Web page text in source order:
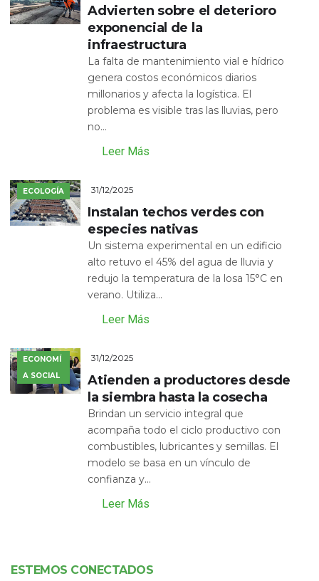
Advierten sobre el deterioro
exponencial de la
infraestructura
La falta de mantenimiento vial e hídrico
genera costos económicos diarios
millonarios y afecta la logística. El
problema es visible tras las lluvias, pero
no...
Leer Más
ECOLOGÍA 31/12/2025
Instalan techos verdes con
especies nativas
Un sistema experimental en un edificio
alto retuvo el 45% del agua de lluvia y
redujo la temperatura de la losa 15°C en
verano. Utiliza...
Leer Más
ECONOMÍ
A SOCIAL
31/12/2025
Atienden a productores desde
la siembra hasta la cosecha
Brindan un servicio integral que
acompaña todo el ciclo productivo con
combustibles, lubricantes y semillas. El
modelo se basa en un vínculo de
confianza y...
Leer Más
ESTEMOS CONECTADOS